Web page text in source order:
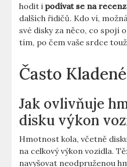
hodit ‍ipodívat⁣ se na‌
dalších řidičů. Kdo ví,
své⁤ disky ⁤za něco, co‌ spojí
tím, ⁤po‌ čem ⁤vaše srdce
Často
Jak ovlivňuje
‍disku ‌výkon
Hmotnost kola, včetně
na celkový výkon vozidla.
navyšovat neodpruženou‍